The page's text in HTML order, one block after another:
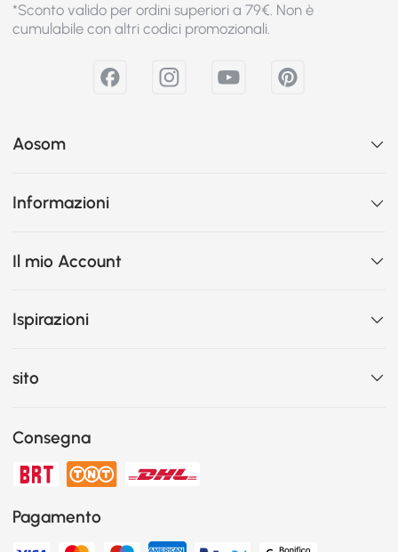
*Sconto valido per ordini superiori a 79€. Non è
cumulabile con altri codici promozionali.
Aosom
Informazioni
Il mio Account
Ispirazioni
sito
Consegna
Pagamento